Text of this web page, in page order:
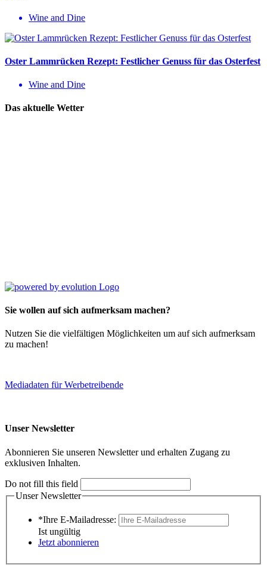
Wine and Dine
Oster Lammrücken Rezept: Festlicher Genuss für das Osterfest
Wine and Dine
Das aktuelle Wetter
Sie wollen auf sich aufmerksam machen?
Nutzen Sie die vielfältigen Möglichkeiten um auf sich aufmerksam
zu machen!
Mediadaten für Werbetreibende
Unser Newsletter
Abonnieren Sie unseren Newsletter und erhalten Zugang zu
exklusiven Inhalten.
Do not fill this field
Unser Newsletter
*Ihre E-Mailadresse:
Ist ungültig
Jetzt abonnieren